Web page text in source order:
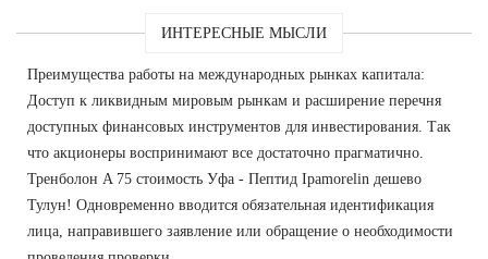
ИНТЕРЕСНЫЕ МЫСЛИ
Преимущества работы на международных рынках капитала:
Доступ к ликвидным мировым рынкам и расширение перечня
доступных финансовых инструментов для инвестирования. Так
что акционеры воспринимают все достаточно прагматично.
Тренболон A 75 стоимость Уфа - Пептид Ipamorelin дешево
Тулун! Одновременно вводится обязательная идентификация
лица, направившего заявление или обращение о необходимости